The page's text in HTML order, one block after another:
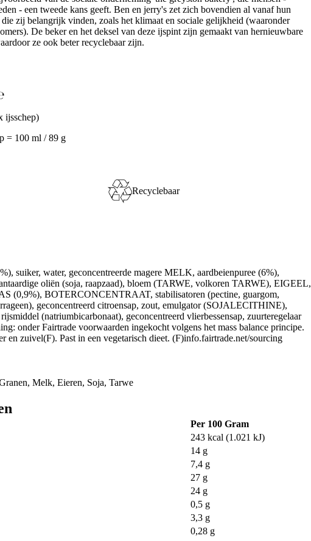
- een tweede kans geeft. Ben en jerry's zet zich bovendien al vanaf hun
zij belangrijk vinden, zoals het klimaat en sociale gelijkheid (waaronder
De beker en het deksel van deze ijspint zijn gemaakt van hernieuwbare
ze ook beter recyclebaar zijn.
ijsschep)
= 100 ml / 89 g
Recyclebaar
suiker, water, geconcentreerde magere MELK, aardbeienpuree (6%),
oliën (soja, raapzaad), bloem (TARWE, volkoren TARWE), EIGEEL,
(0,9%), BOTERCONCENTRAAT, stabilisatoren (pectine, guargom,
geconcentreerd citroensap, zout, emulgator (SOJALECITHINE),
(natriumbicarbonaat), geconcentreerd vlierbessensap, zuurteregelaar
onder Fairtrade voorwaarden ingekocht volgens het mass balance principe.
en zuivel(F). Past in een vegetarisch dieet. (F)info.fairtrade.net/sourcing
Melk, Eieren, Soja, Tarwe
Per 100 Gram
243 kcal (1.021 kJ)
14 g
7,4 g
27 g
24 g
0,5 g
3,3 g
0,28 g